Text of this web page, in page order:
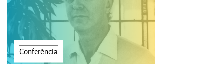
Conferència